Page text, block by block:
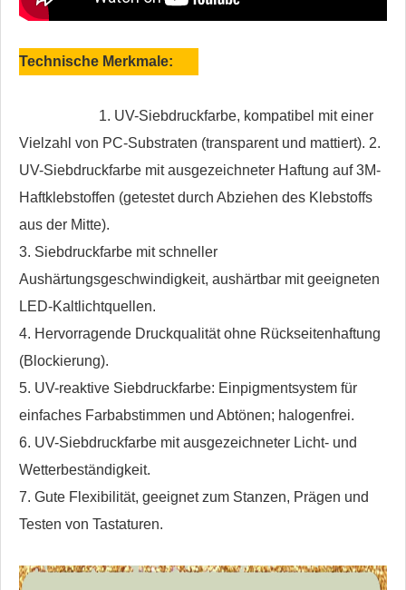
Technische Merkmale:
1. UV-Siebdruckfarbe, kompatibel mit einer
Vielzahl von PC-Substraten (transparent und mattiert). 2.
UV-Siebdruckfarbe mit ausgezeichneter Haftung auf 3M-
Haftklebstoffen (getestet durch Abziehen des Klebstoffs
aus der Mitte).
3. Siebdruckfarbe mit schneller
Aushärtungsgeschwindigkeit, aushärtbar mit geeigneten
LED-Kaltlichtquellen.
4. Hervorragende Druckqualität ohne Rückseitenhaftung
(Blockierung).
5. UV-reaktive Siebdruckfarbe: Einpigmentsystem für
einfaches Farbabstimmen und Abtönen; halogenfrei.
6. UV-Siebdruckfarbe mit ausgezeichneter Licht- und
Wetterbeständigkeit.
7. Gute Flexibilität, geeignet zum Stanzen, Prägen und
Testen von Tastaturen.